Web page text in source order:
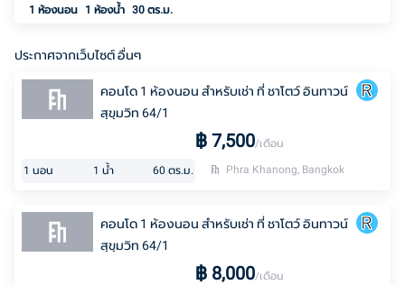
1 ห้องนอน 1 ห้องน้ำ 30 ตร.ม.
ประกาศจากเว็บไซต์ อื่นๆ
คอนโด 1 ห้องนอน สำหรับเช่า ที่ ชาโตว์ อินทาวน์
สุขุมวิท 64/1
฿ 7,500/เดือน
1 นอน 1 น้ำ 60 ตร.ม. Phra Khanong, Bangkok
คอนโด 1 ห้องนอน สำหรับเช่า ที่ ชาโตว์ อินทาวน์
สุขุมวิท 64/1
฿ 8,000/เดือน